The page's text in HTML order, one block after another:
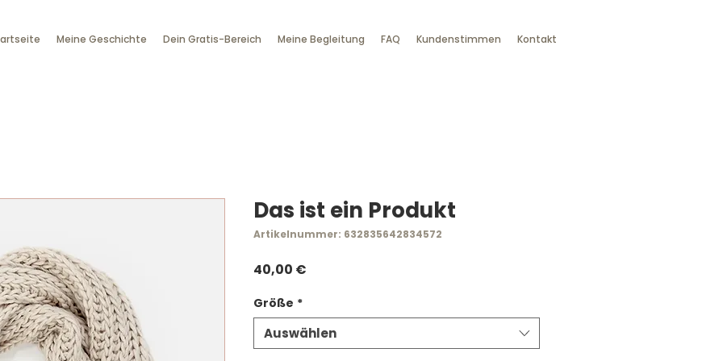
Meine Geschichte Dein Gratis-Bereich Meine Begleitung FAQ Kundenstimmen Kontakt
Das ist ein Produkt
Artikelnummer: 632835642834572
40,00 €
Größe *
Auswählen